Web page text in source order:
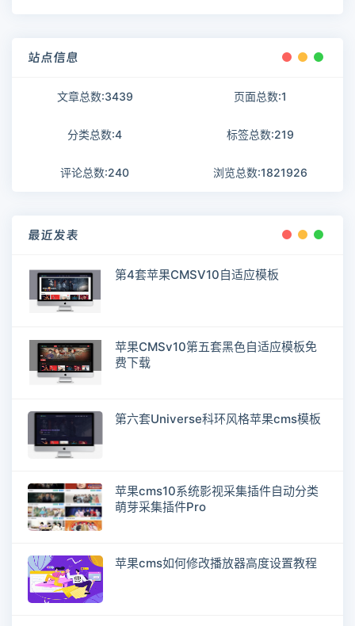
站点信息
文章总数:3439 页面总数:1
分类总数:4 标签总数:219
评论总数:240 浏览总数:1821926
最近发表
第4套苹果CMSV10自适应模板
苹果CMSv10第五套黑色自适应模板免
费下载
第六套Universe科环风格苹果cms模板
苹果cms10系统影视采集插件自动分类
萌芽采集插件Pro
苹果cms如何修改播放器高度设置教程